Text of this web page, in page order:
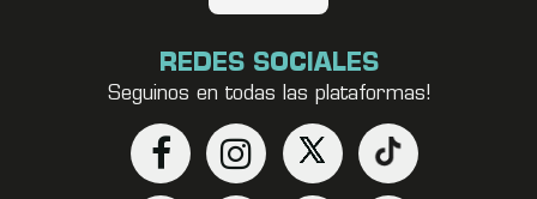
REDES SOCIALES
Seguinos en todas las plataformas!